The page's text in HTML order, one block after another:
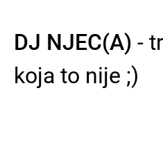
DJ NJEC(A) -
koja to nije ;)